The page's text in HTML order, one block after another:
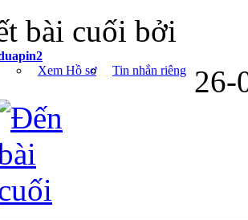
bài cuối bởi
Xem Hồ sơ
Tin nhắn riêng 26-